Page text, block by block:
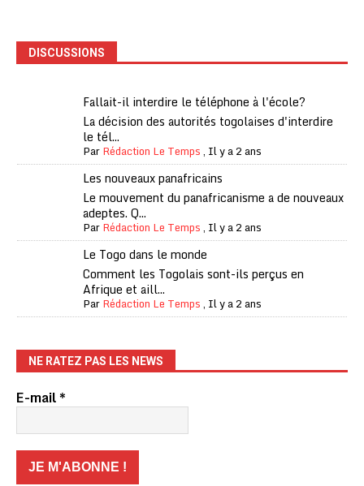
DISCUSSIONS
Fallait-il interdire le téléphone à l'école?
La décision des autorités togolaises d'interdire
le tél...
ParRédaction Le Temps, Il y a 2 ans
Les nouveaux panafricains
Le mouvement du panafricanisme a de nouveaux
adeptes. Q...
ParRédaction Le Temps, Il y a 2 ans
Le Togo dans le monde
Comment les Togolais sont-ils perçus en
Afrique et aill...
ParRédaction Le Temps, Il y a 2 ans
NE RATEZ PAS LES NEWS
E-mail*